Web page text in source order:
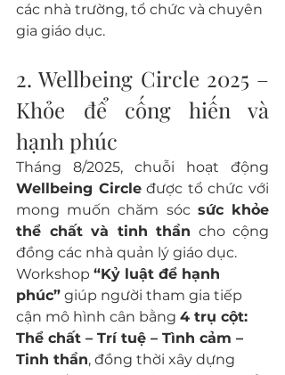
các nhà trường, tổ chức và chuyên
gia giáo dục.
2. Wellbeing Circle 2025 –
Khỏe để cống hiến và
hạnh phúc
Wellbeing Circle được tổ chức với
mong muốn chăm sóc sức khỏe
thể chất và tinh thần cho cộng
đồng các nhà quản lý giáo dục.
Workshop “Kỷ luật để hạnh
phúc” giúp người tham gia tiếp
cận mô hình cân bằng 4 trụ cột:
Thể chất – Trí tuệ – Tình cảm –
Tinh thần, đồng thời xây dựng